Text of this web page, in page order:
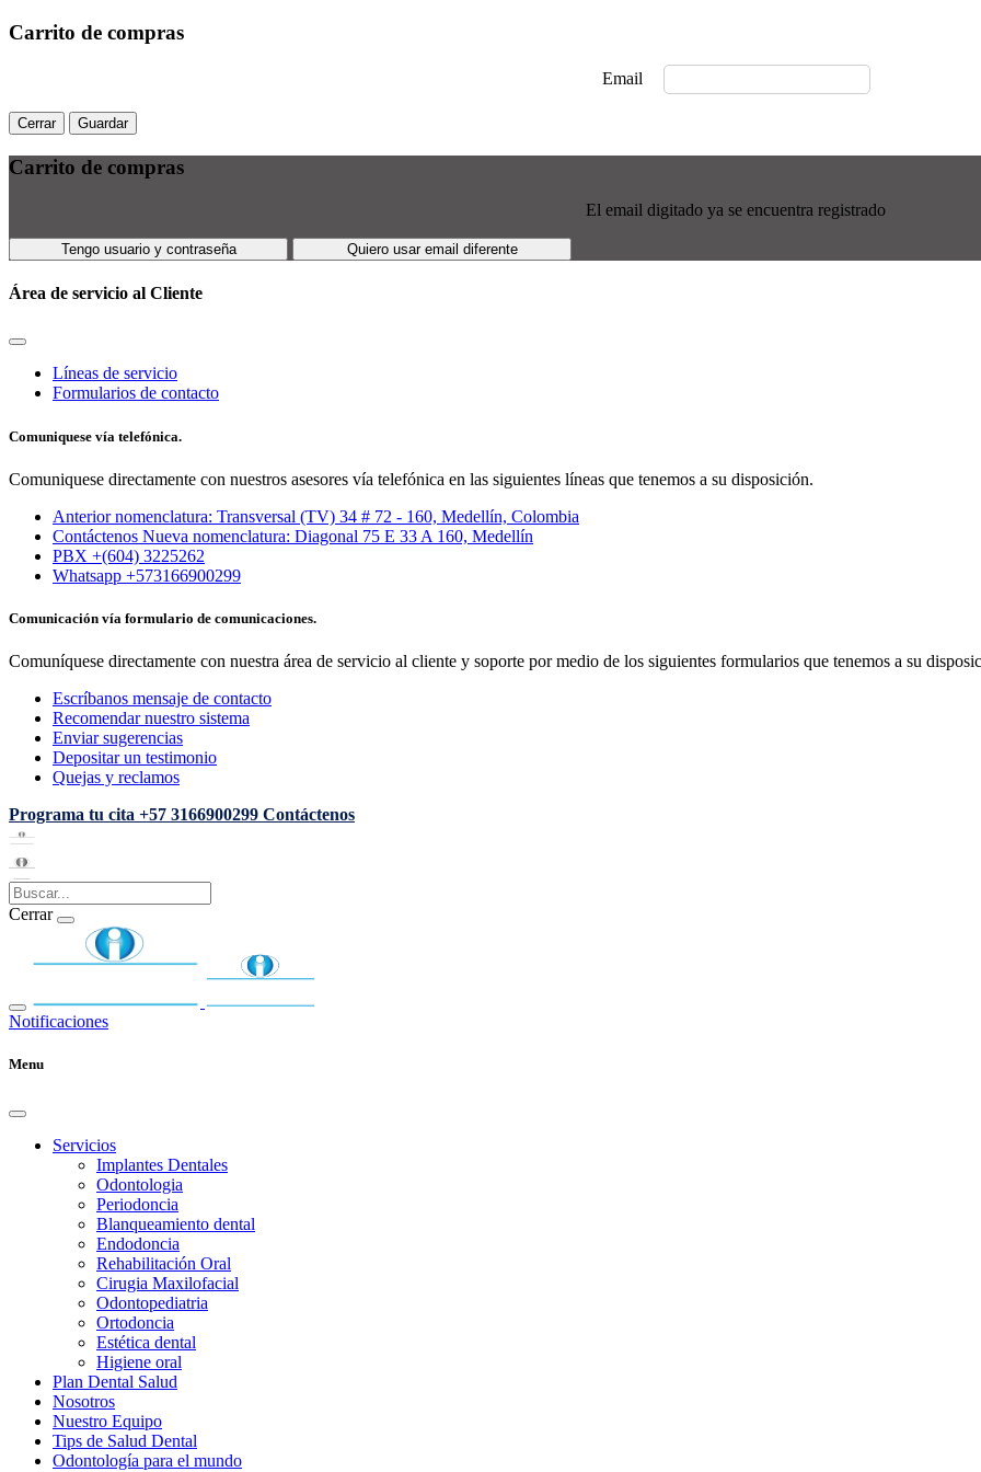
Carrito de compras
Email
Cerrar Guardar
Carrito de compras
El email digitado ya se encuentra registrado
Tengo usuario y contraseña Quiero usar email diferente
Área de servicio al Cliente
Líneas de servicio
Formularios de contacto
Comuniquese vía telefónica.
Comuniquese directamente con nuestros asesores vía telefónica en las siguientes líneas que tenemos a su disposición.
Anterior nomenclatura: Transversal (TV) 34 # 72 - 160, Medellín, Colombia
Contáctenos Nueva nomenclatura: Diagonal 75 E 33 A 160, Medellín
PBX +(604) 3225262
Whatsapp +573166900299
Comunicación vía formulario de comunicaciones.
Comuníquese directamente con nuestra área de servicio al cliente y soporte por medio de los siguientes formularios que tenemos a su
Escríbanos mensaje de contacto
Recomendar nuestro sistema
Enviar sugerencias
Depositar un testimonio
Quejas y reclamos
Programa tu cita +57 3166900299 Contáctenos
Cerrar
Notificaciones
Menu
Servicios
Implantes Dentales
Odontologia
Periodoncia
Blanqueamiento dental
Endodoncia
Rehabilitación Oral
Cirugia Maxilofacial
Odontopediatria
Ortodoncia
Estética dental
Higiene oral
Plan Dental Salud
Nosotros
Nuestro Equipo
Tips de Salud Dental
Odontología para el mundo